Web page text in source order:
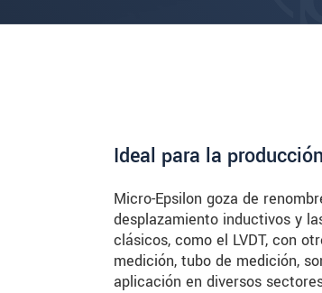
Ideal para la
Micro-Epsilon goza de
desplazamiento inductivos y
clásicos, como el LVDT, con
medición, tubo de medición,
aplicación en diversos